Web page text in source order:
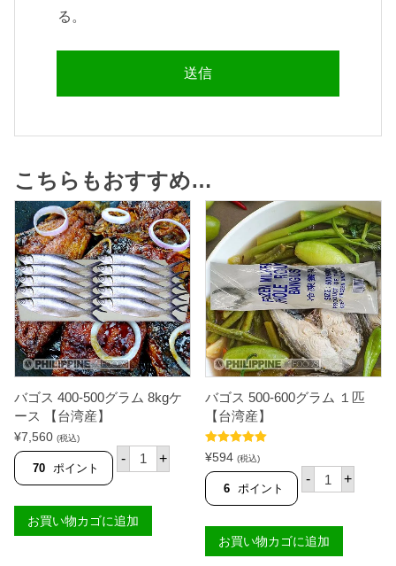
る。
こちらもおすすめ…
バゴス 400-500グラム 8kgケ
ース 【台湾産】
¥7,560 (税込)
70 ポイント
- バ
ゴ
0
0
-
+
お買い物カゴに追加
バゴス 500-600グラム １匹
【台湾産】
5段階中5.00
の評価
¥594 (税込)
6 ポイント
- バ
ゴ
0
0
-
+
お買い物カゴに追加